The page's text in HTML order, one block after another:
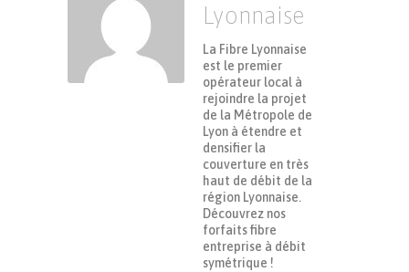
Lyonnaise
La Fibre Lyonnaise
est le premier
opérateur local à
rejoindre la projet
de la Métropole de
Lyon à étendre et
densifier la
couverture en très
haut de débit de la
région Lyonnaise.
Découvrez nos
forfaits fibre
entreprise à débit
symétrique !